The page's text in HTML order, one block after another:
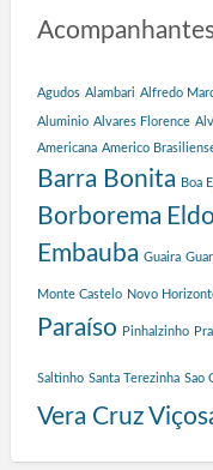
s
g
r
m
a
v
a
o
Agudos Alambari Alfredo
Aluminio Alvares Florence
Americana Americo
Barra Bonita Boa
Borborema
Embauba Guaira
Monte Castelo Novo
Paraíso Pinhalzinho
Saltinho Santa Terezinha Sao
Vera Cruz